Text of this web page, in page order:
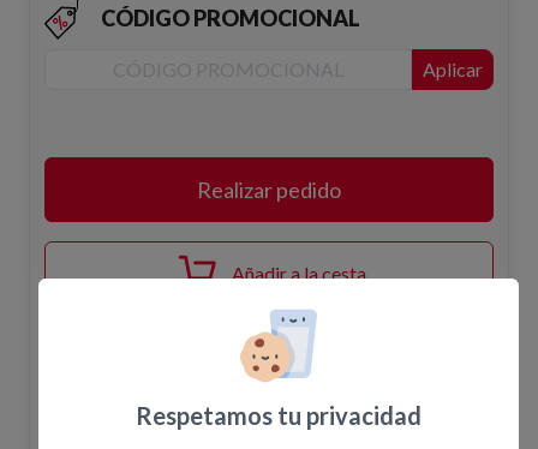
CÓDIGO PROMOCIONAL
Aplicar
Realizar pedido
Añadir a la cesta
Respetamos tu privacidad